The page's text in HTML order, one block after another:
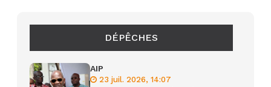
DÉPÊCHES
AIP
23 juil. 2026, 14:07